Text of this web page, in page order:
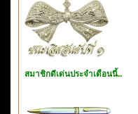
สมาชิกดีเด่นประจำเดือนนี้..